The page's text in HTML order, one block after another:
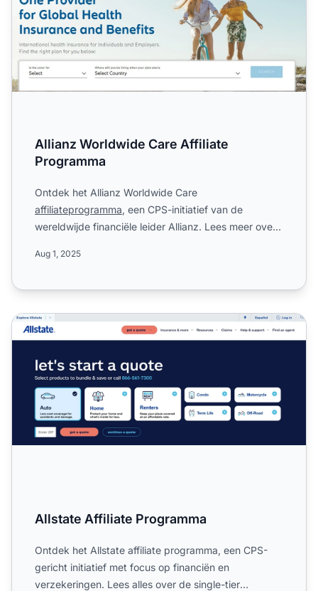
Allianz Worldwide Care Affiliate
Programma
Ontdek het Allianz Worldwide Care
affiliateprogramma, een CPS-initiatief van de
wereldwijde financiële leider Allianz. Lees meer over
Aug 1, 2025
Allstate Affiliate Programma
Allstate Affiliate Programma
Ontdek het Allstate affiliate programma, een CPS-
gericht initiatief met focus op financiën en
verzekeringen. Lees alles over de single-tier